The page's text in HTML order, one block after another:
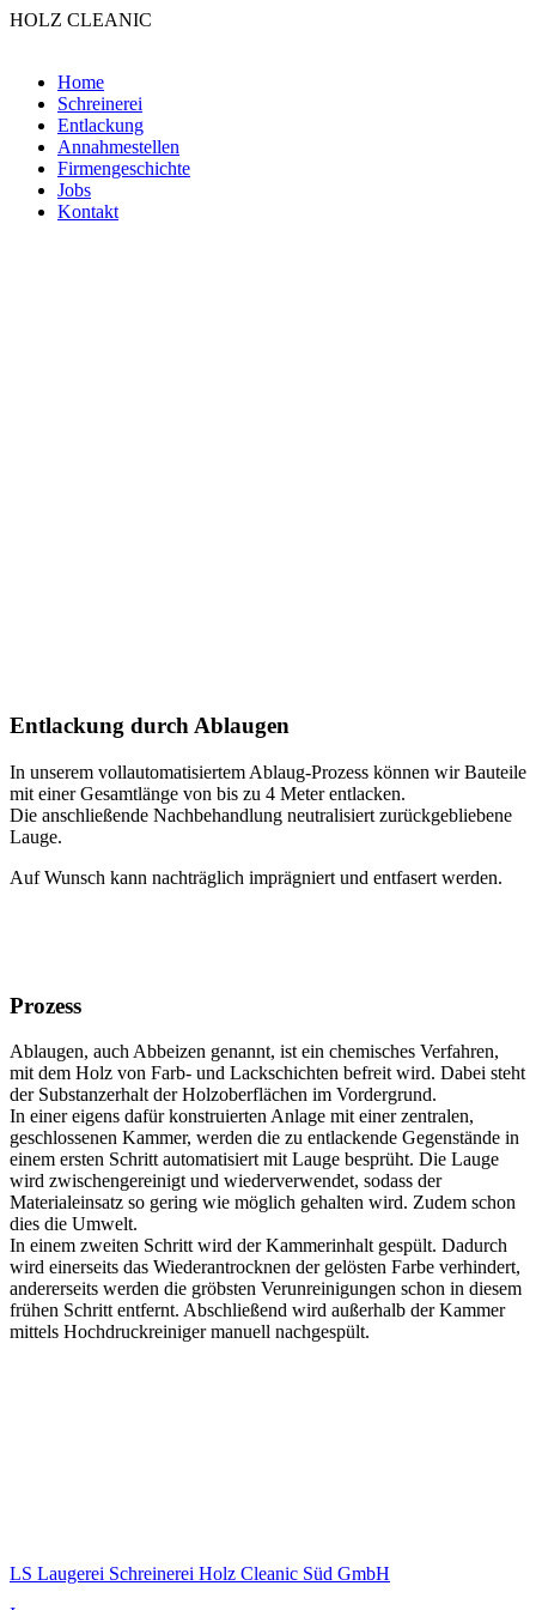
HOLZ CLEANIC
Home
Schreinerei
Entlackung
Annahmestellen
Firmengeschichte
Jobs
Kontakt
Entlackung durch Ablaugen
In unserem vollautomatisiertem Ablaug-Prozess können wir Bauteile
mit einer Gesamtlänge von bis zu 4 Meter entlacken.
Die anschließende Nachbehandlung neutralisiert zurückgebliebene
Lauge.
Auf Wunsch kann nachträglich imprägniert und entfasert werden.
Prozess
Ablaugen, auch Abbeizen genannt, ist ein chemisches Verfahren,
mit dem Holz von Farb- und Lackschichten befreit wird. Dabei steht
der Substanzerhalt der Holzoberflächen im Vordergrund.
In einer eigens dafür konstruierten Anlage mit einer zentralen,
geschlossenen Kammer, werden die zu entlackende Gegenstände in
einem ersten Schritt automatisiert mit Lauge besprüht. Die Lauge
wird zwischengereinigt und wiederverwendet, sodass der
Materialeinsatz so gering wie möglich gehalten wird. Zudem schon
dies die Umwelt.
In einem zweiten Schritt wird der Kammerinhalt gespült. Dadurch
wird einerseits das Wiederantrocknen der gelösten Farbe verhindert,
andererseits werden die gröbsten Verunreinigungen schon in diesem
frühen Schritt entfernt. Abschließend wird außerhalb der Kammer
mittels Hochdruckreiniger manuell nachgespült.
LS Laugerei Schreinerei Holz Cleanic Süd GmbH